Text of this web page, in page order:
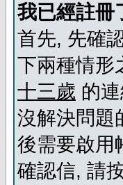
我已經註冊
首先, 先確
下兩種情形
十三歲 的
沒解決問題
後需要啟用
確認信, 請